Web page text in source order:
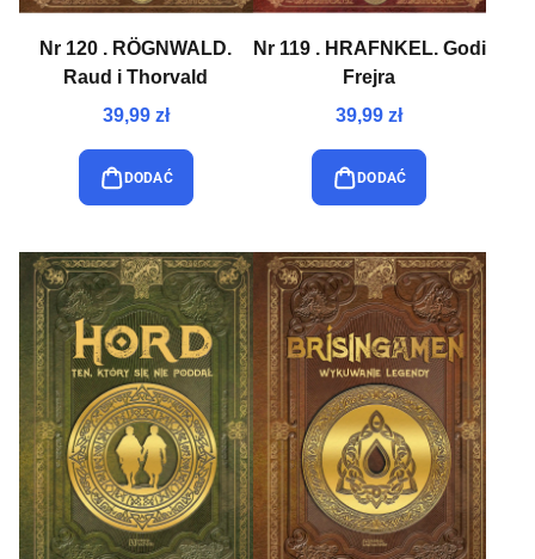
Nr 120 . RÖGNWALD.
Raud i Thorvald
39,99 zł
DODAĆ
Nr 119 . HRAFNKEL. Godi
Frejra
39,99 zł
DODAĆ